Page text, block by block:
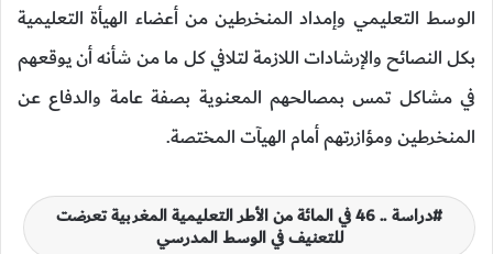
الوسط التعليمي وإمداد المنخرطين من أعضاء الهيأة التعليمية
بكل النصائح والإرشادات اللازمة لتلافي كل ما من شأنه أن يوقعهم
في مشاكل تمس بمصالحهم المعنوية بصفة عامة والدفاع عن
المنخرطين ومؤازرتهم أمام الهيآت المختصة.
دراسة .. 46 في المائة من الأطر التعليمية المغربية تعرضت
للتعنيف في الوسط المدرسي